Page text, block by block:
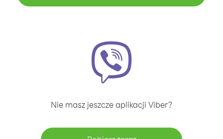
Nie masz jeszcze aplikacji Viber?